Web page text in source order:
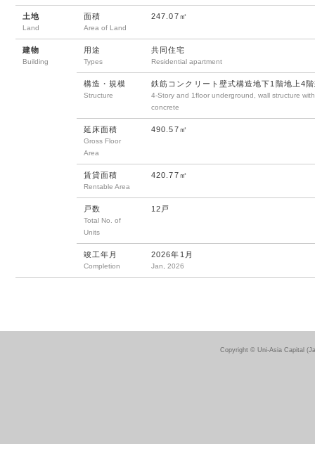
土地
Land
面積
Area of Land
247.07㎡
建物
Building
用途
Types
共同住宅
Residential apartment
構造・規模
Structure
鉄筋コンクリート壁式構造地下1階地上4
4-Story and 1floor underground, wall structure
concrete
延床面積
Gross Floor
Area
490.57㎡
賃貸面積
Rentable Area
420.77㎡
戸数
Total No. of
Units
12戸
竣工年月
Completion
2026年1月
Jan, 2026
Copyright © Uni-Asia Capital